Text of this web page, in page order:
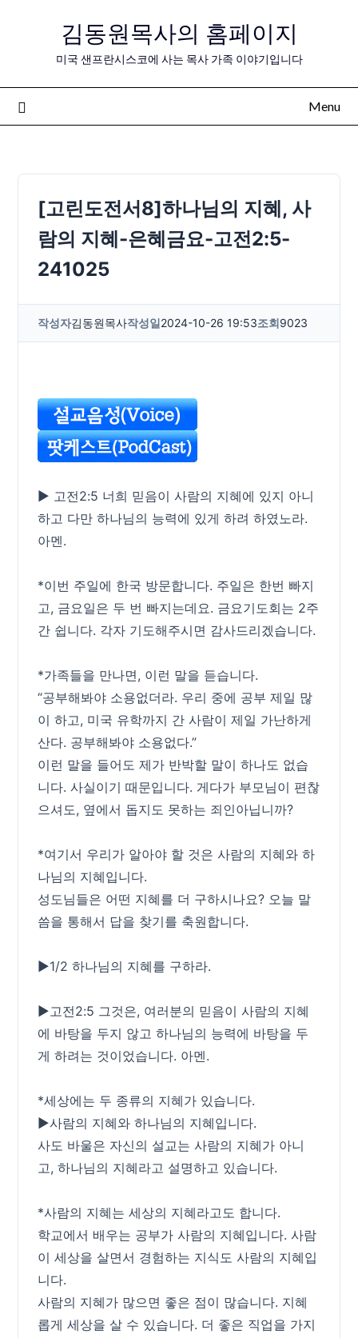
김동원목사의 홈페이지
미국 샌프란시스코에 사는 목사 가족 이야기입니다
Menu
[고린도전서8]하나님의 지혜, 사
람의 지혜-은혜금요-고전2:5-
241025
작성자김동원목사작성일2024-10-26 19:53조회9023
▶ 고전2:5 너희 믿음이 사람의 지혜에 있지 아니
하고 다만 하나님의 능력에 있게 하려 하였노라.
아멘.
*이번 주일에 한국 방문합니다. 주일은 한번 빠지
고, 금요일은 두 번 빠지는데요. 금요기도회는 2주
간 쉽니다. 각자 기도해주시면 감사드리겠습니다.
*가족들을 만나면, 이런 말을 듣습니다.
“공부해봐야 소용없더라. 우리 중에 공부 제일 많
이 하고, 미국 유학까지 간 사람이 제일 가난하게
산다. 공부해봐야 소용없다.”
이런 말을 들어도 제가 반박할 말이 하나도 없습
니다. 사실이기 때문입니다. 게다가 부모님이 편찮
으셔도, 옆에서 돕지도 못하는 죄인아닙니까?
*여기서 우리가 알아야 할 것은 사람의 지혜와 하
나님의 지혜입니다.
성도님들은 어떤 지혜를 더 구하시나요? 오늘 말
씀을 통해서 답을 찾기를 축원합니다.
▶1/2 하나님의 지혜를 구하라.
▶고전2:5 그것은, 여러분의 믿음이 사람의 지혜
에 바탕을 두지 않고 하나님의 능력에 바탕을 두
게 하려는 것이었습니다. 아멘.
*세상에는 두 종류의 지혜가 있습니다.
▶사람의 지혜와 하나님의 지혜입니다.
사도 바울은 자신의 설교는 사람의 지혜가 아니
고, 하나님의 지혜라고 설명하고 있습니다.
*사람의 지혜는 세상의 지혜라고도 합니다.
학교에서 배우는 공부가 사람의 지혜입니다. 사람
이 세상을 살면서 경험하는 지식도 사람의 지혜입
니다.
사람의 지혜가 많으면 좋은 점이 많습니다. 지혜
롭게 세상을 살 수 있습니다. 더 좋은 직업을 가지